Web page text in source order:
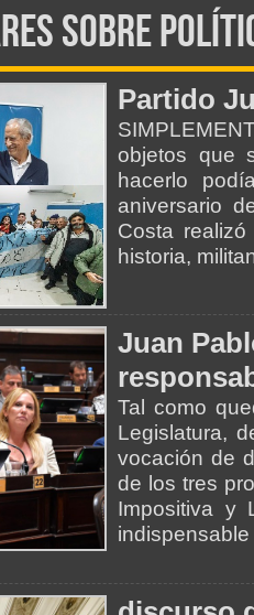
sobre
Partido
objetos que
hacerlo
aniversario
Costa
historia,
Juan
Tal como
Legislatura,
vocación de
de los tres
Impositiva y